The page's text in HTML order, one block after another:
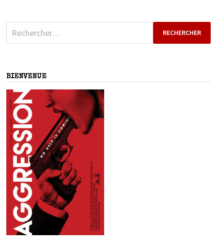
Rechercher :
BIENVENUE